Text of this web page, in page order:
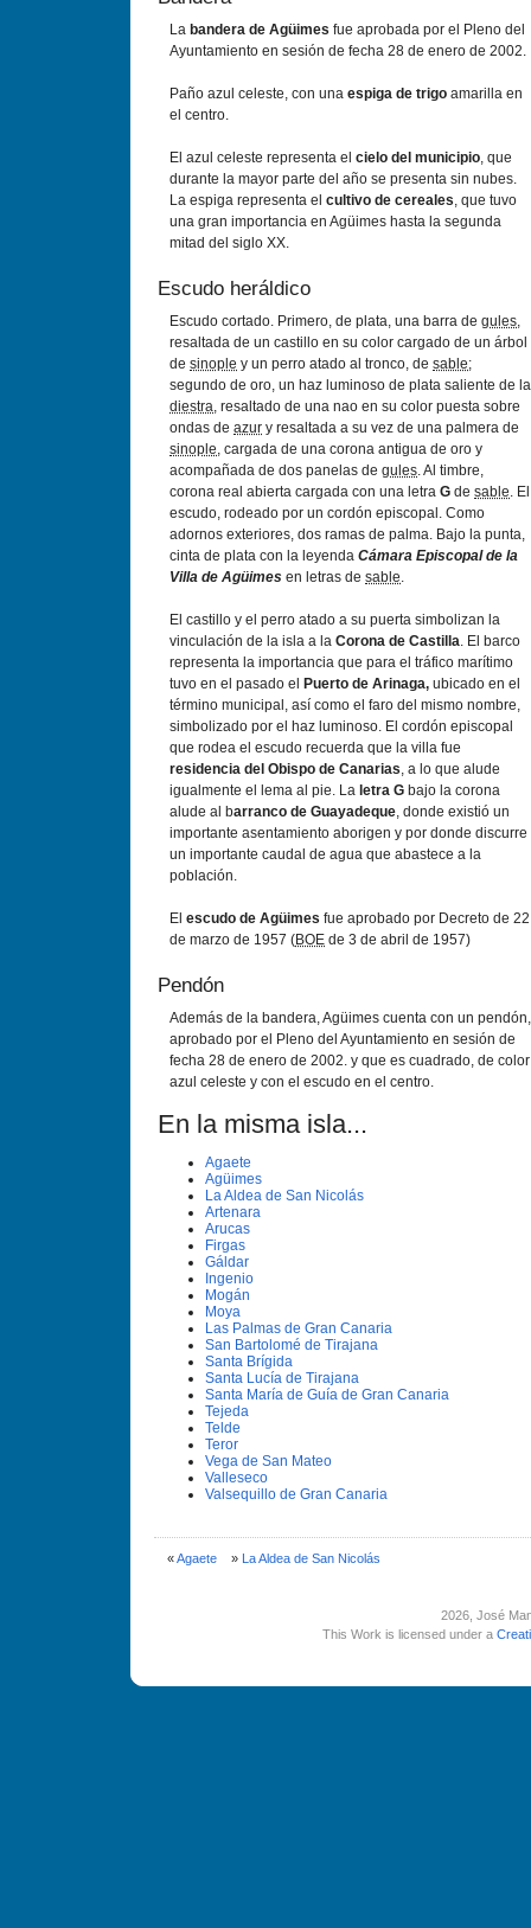
La bandera de Agüimes fue aprobada por el Pleno del
Ayuntamiento en sesión de fecha 28 de enero de 2002.
Paño azul celeste, con una espiga de trigo amarilla en
el centro.
El azul celeste representa el cielo del municipio, que
durante la mayor parte del año se presenta sin nubes.
La espiga representa el cultivo de cereales, que tuvo
una gran importancia en Agüimes hasta la segunda
mitad del siglo XX.
Escudo heráldico
Escudo cortado. Primero, de plata, una barra de gules,
resaltada de un castillo en su color cargado de un árbol
de sinople y un perro atado al tronco, de sable;
segundo de oro, un haz luminoso de plata saliente de la
diestra, resaltado de una nao en su color puesta sobre
ondas de azur y resaltada a su vez de una palmera de
sinople, cargada de una corona antigua de oro y
acompañada de dos panelas de gules. Al timbre,
corona real abierta cargada con una letra G de sable. El
escudo, rodeado por un cordón episcopal. Como
adornos exteriores, dos ramas de palma. Bajo la punta,
cinta de plata con la leyenda Cámara Episcopal de la
Villa de Agüimes en letras de sable.
El castillo y el perro atado a su puerta simbolizan la
vinculación de la isla a la Corona de Castilla. El barco
representa la importancia que para el tráfico marí­timo
tuvo en el pasado el
Puerto de Arinaga, ubicado en el
término municipal, así­ como el faro del mismo nombre,
simbolizado por el haz luminoso. El cordón episcopal
que rodea el escudo recuerda que la villa fue
residencia del Obispo de Canarias, a lo que alude
igualmente el lema al pie. La letra G bajo la corona
alude al barranco de Guayadeque, donde existió un
importante asentamiento aborigen y por donde discurre
un importante caudal de agua que abastece a la
población.
El escudo de Agüimes fue aprobado por Decreto de 22
de marzo de 1957 (BOE de 3 de abril de 1957)
Pendón
Además de la bandera, Agüimes cuenta con un pendón,
aprobado por el Pleno del Ayuntamiento en sesión de
fecha 28 de enero de 2002. y que es cuadrado, de color
azul celeste y con el escudo en el centro.
En la misma isla...
Agaete
Agüimes
La Aldea de San Nicolás
Artenara
Arucas
Firgas
Gáldar
Ingenio
Mogán
Moya
Las Palmas de Gran Canaria
San Bartolomé de Tirajana
Santa Brí­gida
Santa Lucí­a de Tirajana
Santa Marí­a de Guí­a de Gran Canaria
Tejeda
Telde
Teror
Vega de San Mateo
Valleseco
Valsequillo de Gran Canaria
«Agaete» La Aldea de San Nicolás
2026, José
This Work is licensed under a